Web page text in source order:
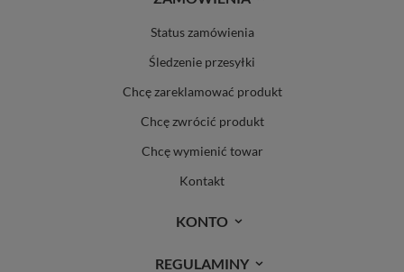
Status zamówienia
Śledzenie przesyłki
Chcę zareklamować produkt
Chcę zwrócić produkt
Chcę wymienić towar
Kontakt
KONTO
REGULAMINY